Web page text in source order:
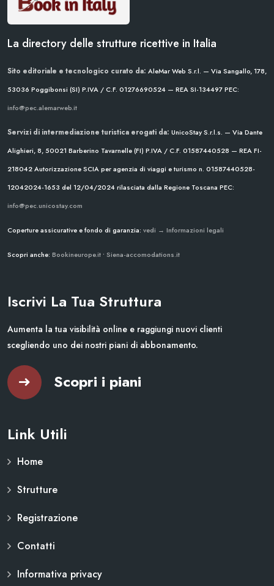
La directory delle strutture ricettive in Italia
Sito editoriale e tecnologico curato da: AleMar Web S.r.l. — Via Sangallo, 178,
53036 Poggibonsi (SI) P.IVA / C.F. 01276690524 — REA SI-134497PEC:
info@pec.alemarweb.it
Servizi di intermediazione turistica erogati da: UnicoStay S.r.l.s. — Via Dante
Alighieri, 8, 50021 Barberino Tavarnelle (FI) P.IVA / C.F. 01587440528 — REA FI-
218042Autorizzazione SCIA per agenzia di viaggi e turismo n. 01587440528-
12042024-1653 del 12/04/2024rilasciata dalla Regione Toscana PEC:
info@pec.unicostay.com
Coperture assicurative e fondo di garanzia: vedi → Informazioni legali
Scopri anche: Bookineurope.it • Siena-accomodations.it
Iscrivi La Tua Struttura
Aumenta la tua visibilità online e raggiungi nuovi clienti
scegliendo uno dei nostri piani di abbonamento.
Scopri i piani
Link Utili
Home
Strutture
Registrazione
Contatti
Informativa privacy